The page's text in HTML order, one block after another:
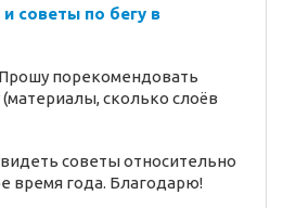
советы по бегу в
порекомендовать
сколько слоёв
советы относительно
время года. Благодарю!